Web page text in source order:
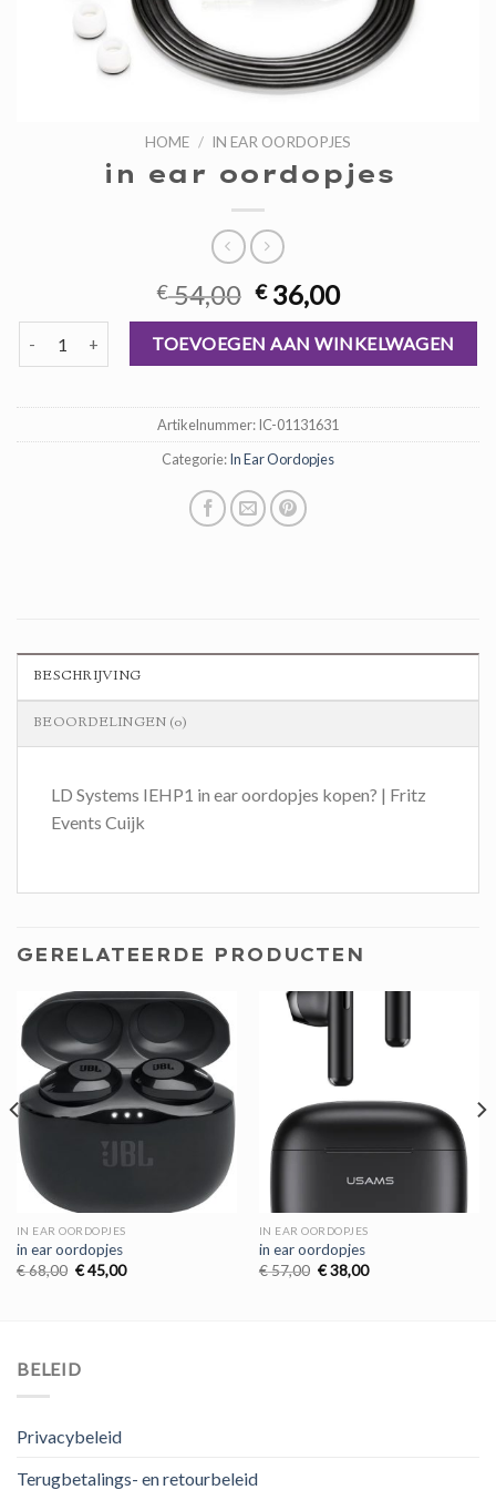
HOME / IN EAR OORDOPJES
in ear oordopjes
€54,00 Oorspronkelijke
prijs
was:
€ 54,00.
€36,00Huidige
prijs
is:
€ 36,00.
in ear oordopjes aantalTOEVOEGEN AAN WINKELWAGEN
Artikelnummer:IC-01131631
Categorie:In Ear Oordopjes
BESCHRIJVING
BEOORDELINGEN (0)
LD Systems IEHP1 in ear oordopjes kopen? | Fritz
Events Cuijk
GERELATEERDE PRODUCTEN
IN EAR OORDOPJES
in ear oordopjes
€68,00 Oorspronkelijke
€45,00Huidige
IN EAR OORDOPJES
in ear oordopjes
€57,00 Oorspronkelijke
€38,00Huidige
BELEID
Privacybeleid
Terugbetalings- en retourbeleid